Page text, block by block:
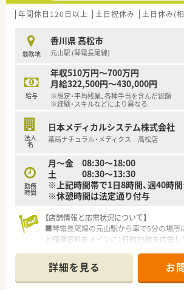
等々…
少しでもご興味をお持ち頂ける方はご相談
的視点が高く自身の成果をしっかり評価
■管理薬剤師の経験がある方や在宅業務の
周囲と協力しながら店舗運営に貢献できる
【法人特徴について】
■1990年に全国で初めての医療モールを開
120店舗以上をすべて直営で安定展開して
■「愛をもって医療に貢献する」を理念と
■創業以来45期連続で増収増益を達成して
60％かつ無借金経営という抜群の財務基盤
■開局時間は平日の8時半から18時、土曜
なっており、シフト制による週40時間勤務
■一人一台のiPad配布や全店監査システム
化を徹底し、全体の平均残業時間は月3.8時
薬剤師が本来の業務に集中できる体制を整
年間休日120日以上 土日祝休み 土日休み(
勤務地
香川県 高松市
元山駅 (琴電長尾線)
給与
年収510万円～700万円
月給322,500円～430,000円
※想定・平均残業、各種手当を含んだ総額
※経験・スキルなどにより異なる
法人
名
日本メディカルシステム株式会社
薬局ナチュラル・メディクス 高松店
勤務
時間
月～金 08:30～18:00
土 08:30～13:30
※上記時間帯で1日8時間、週40時
※休憩時間は法定通り付与
【店舗情報と応需状況について】
■琴電長尾線の元山駅から車で5分の場所
と循環器科をメインに1日約75枚を応需し
ックで落ち着いた内装の店舗で業務に集中
■駅から距離があるため車通勤が推奨され
されているため日々の通勤も非常にスムー
詳細を見る お